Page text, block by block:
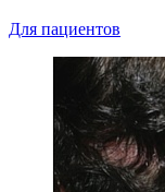
Для пациентов